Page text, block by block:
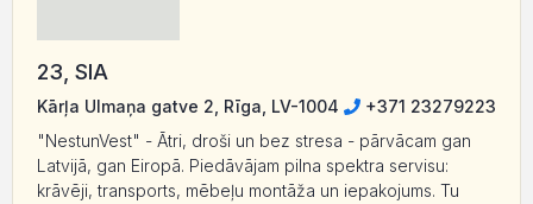
23, SIA
Kārļa Ulmaņa gatve 2, Rīga, LV-1004
+371 23279223
"NestunVest" - Ātri, droši un bez stresa - pārvācam gan
Latvijā, gan Eiropā. Piedāvājam pilna spektra servisu:
krāvēji, transports, mēbeļu montāža un iepakojums. Tu